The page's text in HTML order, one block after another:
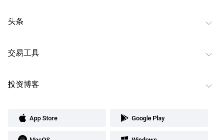
头条
交易工具
投资博客
App Store Google Play